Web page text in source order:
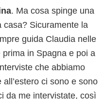
. Ma cosa spinge una
casa? Sicuramente la
guida Claudia nelle
in Spagna e poi a
che abbiamo
ci sono e sono
da me intervistate, così